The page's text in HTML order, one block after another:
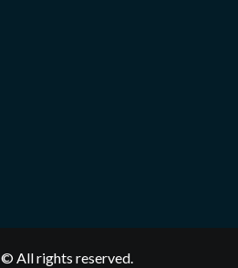
© All rights reserved.